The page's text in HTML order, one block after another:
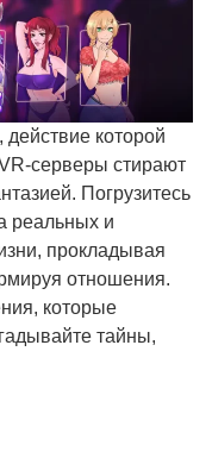
которой
серверы стирают
Погрузитесь
реальных и
прокладывая
отношения.
которые
тайны,